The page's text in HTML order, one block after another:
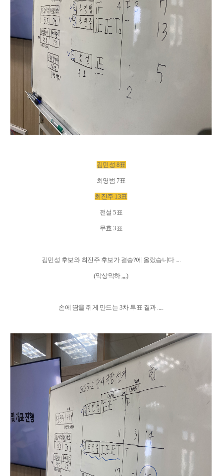
김민성 8표
최영범 7표
최진주 13표
전설 5표
무효 3표
김민성 후보와 최진주 후보가 결승?에 올랐습니다 ....
(막상막하 ,,,,)
손에 땀을 쥐게 만드는 3차 투표 결과 .....